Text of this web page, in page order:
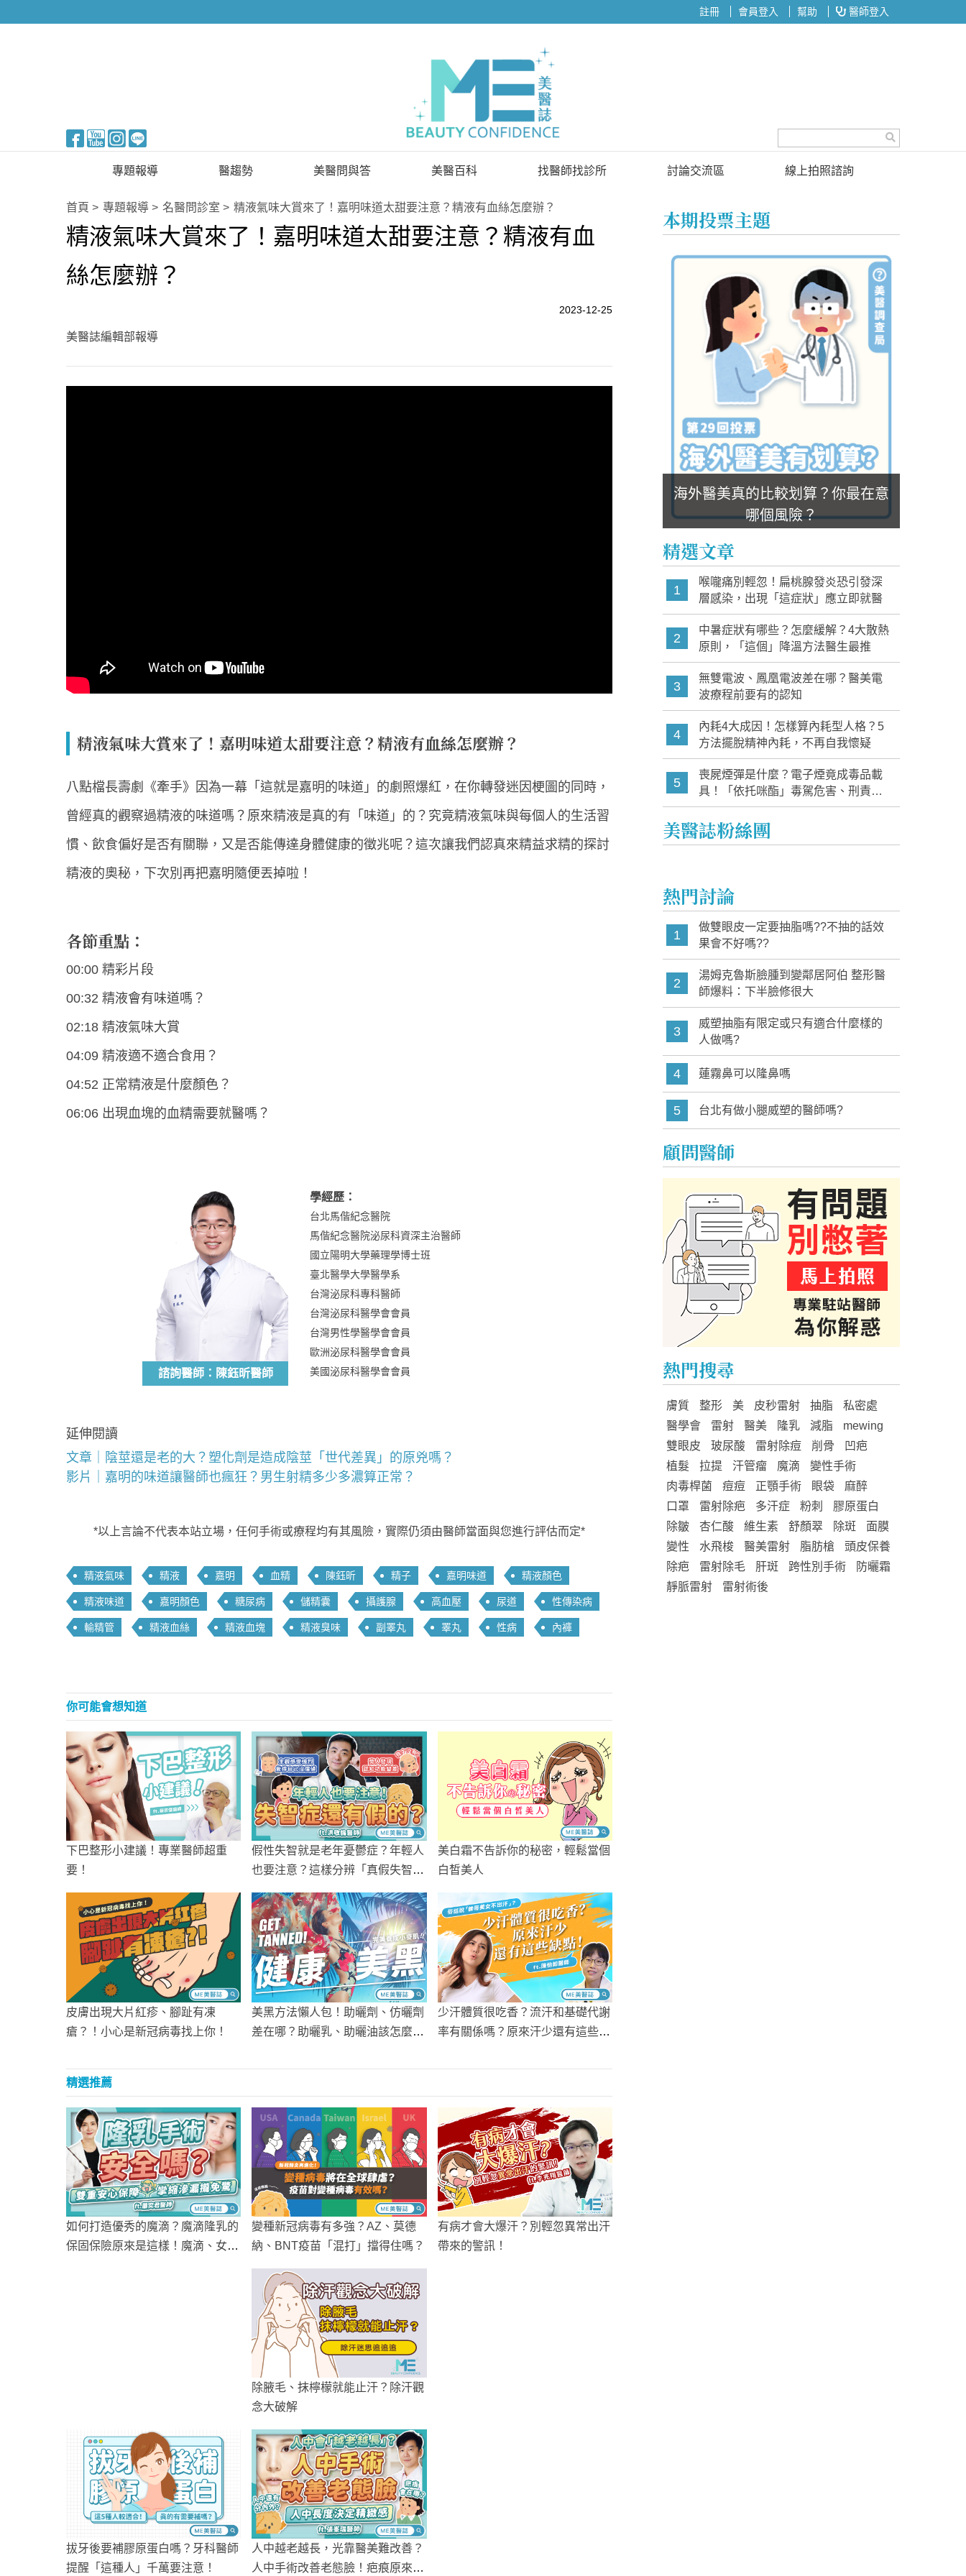
註冊 會員登入 幫助 醫師登入
專題報導
新知快訊
醫美整形
保健醫療
名醫問診室
醫趨勢
美醫FUN知識
國際新知
美醫問與答
已解決問題
待解決問題
美醫百科 找醫師找診所
找診所
討論交流區
投票區
線上拍照諮詢
首頁 專題報導 名醫問診室 精液氣味大賞來了！嘉明味道太甜要注意？精液有血絲怎麼辦？
精液氣味大賞來了！嘉明味道太甜要注意？精液有血
絲怎麼辦？
2023-12-25
美醫誌編輯部報導
精液氣味大賞來了！嘉明味道太甜要注意？精液有血絲怎麼辦？
八點檔長壽劇《牽手》因為一幕「這就是嘉明的味道」的劇照爆紅，在你轉發迷因梗圖的同時，
曾經真的觀察過精液的味道嗎？原來精液是真的有「味道」的？究竟精液氣味與每個人的生活習
慣、飲食偏好是否有關聯，又是否能傳達身體健康的徵兆呢？這次讓我們認真來精益求精的探討
精液的奧秘，下次別再把嘉明隨便丟掉啦！
各節重點：
00:00 精彩片段
00:32 精液會有味道嗎？
02:18 精液氣味大賞
04:09 精液適不適合食用？
04:52 正常精液是什麼顏色？
06:06 出現血塊的血精需要就醫嗎？
諮詢醫師：陳鈺昕醫師
學經歷：
台北馬偕紀念醫院
馬偕紀念醫院泌尿科資深主治醫師
國立陽明大學藥理學博士班
臺北醫學大學醫學系
台灣泌尿科專科醫師
台灣泌尿科醫學會會員
台灣男性學醫學會會員
歐洲泌尿科醫學會會員
美國泌尿科醫學會會員
延伸閱讀
文章｜陰莖還是老的大？塑化劑是造成陰莖「世代差異」的原兇嗎？
影片｜嘉明的味道讓醫師也瘋狂？男生射精多少多濃算正常？
*以上言論不代表本站立場，任何手術或療程均有其風險，實際仍須由醫師當面與您進行評估而定*
精液氣味 精液 嘉明 血精 陳鈺昕 精子 嘉明味道 精液顏色
精液味道 嘉明顏色 糖尿病 儲精囊 攝護腺 高血壓 尿道 性傳染病
輸精管 精液血絲 精液血塊 精液臭味 副睪丸 睪丸 性病 內褲
你可能會想知道
下巴整形小建議！專業醫師超重
要！
假性失智就是老年憂鬱症？年輕人
也要注意？這樣分辨「真假失智」
差別
美白霜不告訴你的秘密，輕鬆當個
白皙美人
皮膚出現大片紅疹、腳趾有凍
瘡？！小心是新冠病毒找上你！
美黑方法懶人包！助曬劑、仿曬劑
差在哪？助曬乳、助曬油該怎麼
少汗體質很吃香？流汗和基礎代謝
率有關係嗎？原來汗少還有這些缺
精選推薦
如何打造優秀的魔滴？魔滴隆乳的
保固保險原來是這樣！魔滴、女王
變種新冠病毒有多強？AZ、莫德
納、BNT疫苗「混打」擋得住嗎？
有病才會大爆汗？別輕忽異常出汗
帶來的警訊！
除腋毛、抹檸檬就能止汗？除汗觀
念大破解
拔牙後要補膠原蛋白嗎？牙科醫師
提醒「這種人」千萬要注意！
人中越老越長，光靠醫美難改善？
人中手術改善老態臉！疤痕原來藏
本期投票主題
海外醫美真的比較划算？你最在意
哪個風險？
精選文章
1
喉嚨痛別輕忽！扁桃腺發炎恐引發深
層感染，出現「這症狀」應立即就醫
2
中暑症狀有哪些？怎麼緩解？4大散熱
原則，「這個」降溫方法醫生最推
3
無雙電波、鳳凰電波差在哪？醫美電
波療程前要有的認知
4
內耗4大成因！怎樣算內耗型人格？5
方法擺脫精神內耗，不再自我懷疑
5
喪屍煙彈是什麼？電子煙竟成毒品載
具！「依托咪酯」毒駕危害、刑責與
家長必知警訊
美醫誌粉絲團
熱門討論
1
做雙眼皮一定要抽脂嗎??不抽的話效
果會不好嗎??
2
湯姆克魯斯臉腫到變鄰居阿伯 整形醫
師爆料：下半臉修很大
3
威塑抽脂有限定或只有適合什麼樣的
人做嗎?
4 蓮霧鼻可以隆鼻嗎
5 台北有做小腿威塑的醫師嗎?
顧問醫師
熱門搜尋
膚質 整形 美 皮秒雷射 抽脂
私密處
醫學會
雷射 醫美 隆乳 減脂
mewing
雙眼皮
玻尿酸 雷射除痘 削骨
凹疤
植髮
拉提 汗管瘤 魔滴
變性手術
肉毒桿菌
痘痘 正顎手術 眼袋
麻醉
口罩
雷射除疤 多汗症 粉刺
膠原蛋白
除皺
杏仁酸 維生素 舒顏翠 除斑
面膜
變性
水飛梭 醫美雷射 脂肪槍
頭皮保養
除疤
雷射除毛 肝斑 跨性別手術
防曬霜
靜脈雷射
雷射術後